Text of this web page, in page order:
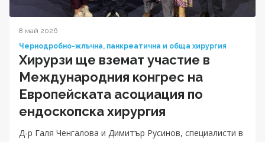
8 май 2026
Чернодробно-жлъчна, панкреатична и обща хирургия
Хирурзи ще вземат участие в
Международния конгрес на
Европейската асоциация по
ендоскопска хирургия
Д-р Галя Ченгалова и Димитър Русинов, специалисти в